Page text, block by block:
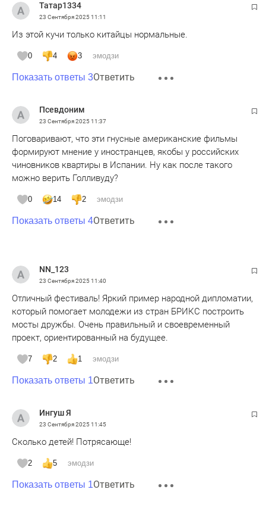
Татар1334
23 Сентября 202511:11
Из этой кучи только китайцы нормальные.
0 4 3 эмодзи
Показать ответы 3Ответить
Псевдоним
23 Сентября 202511:37
Поговаривают, что эти гнусные американские фильмы
формируют мнение у иностранцев, якобы у российских
чиновников квартиры в Испании. Ну как после такого
можно верить Голливуду?
0 14 2 эмодзи
Показать ответы 4Ответить
NN_123
23 Сентября 202511:40
Отличный фестиваль! Яркий пример народной дипломатии,
который помогает молодежи из стран БРИКС построить
мосты дружбы. Очень правильный и своевременный
проект, ориентированный на будущее.
7 2 1 эмодзи
Показать ответы 1Ответить
Ингуш Я
23 Сентября 202511:45
Сколько детей! Потрясающе!
2 5 эмодзи
Показать ответы 1Ответить